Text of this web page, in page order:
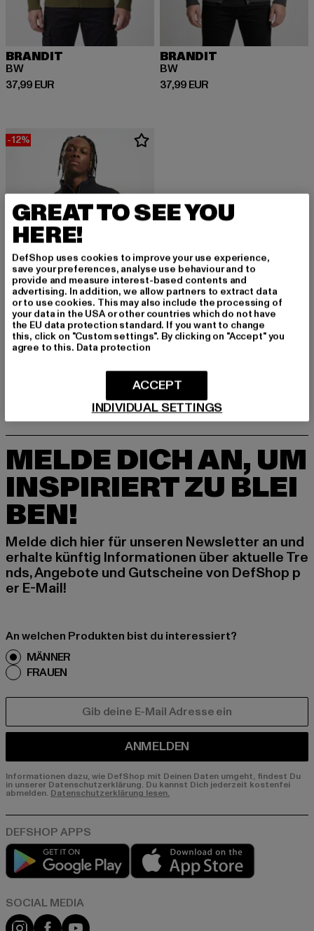
BRANDIT
BW
37,99 EUR
Derzeitiger Preis: 37,99 EUR
BRANDIT
BW
37,99 EUR
Derzeitiger Preis: 37,99 EUR
-12%
BRANDIT
Norweger
MELDE DICH AN, UM
INSPIRIERT ZU BLEI
BEN!
Melde dich hier für unseren Newsletter an und
erhalte künftig Informationen über aktuelle Tre
nds, Angebote und Gutscheine von DefShop p
er E-Mail!
An welchen Produkten bist du interessiert?
MÄNNER
FRAUEN
ANMELDEN
Informationen dazu, wie DefShop mit Deinen Daten umgeht, findest Du
in unserer Datenschutzerklärung. Du kannst Dich jederzeit kostenfei
abmelden. Datenschutzerklärung lesen.
Play market
Instagram
FacebookYouTube
GREAT TO SEE YOU
HERE!
DefShop uses cookies to improve your use experience,
save your preferences, analyse use behaviour and to
provide and measure interest-based contents and
advertising. In addition, we allow partners to extract data
or to use cookies. This may also include the processing of
your data in the USA or other countries which do not have
the EU data protection standard. If you want to change
this, click on "Custom settings". By clicking on "Accept" you
agree to this. Data protection
INDIVIDUAL SETTINGS
ACCEPT